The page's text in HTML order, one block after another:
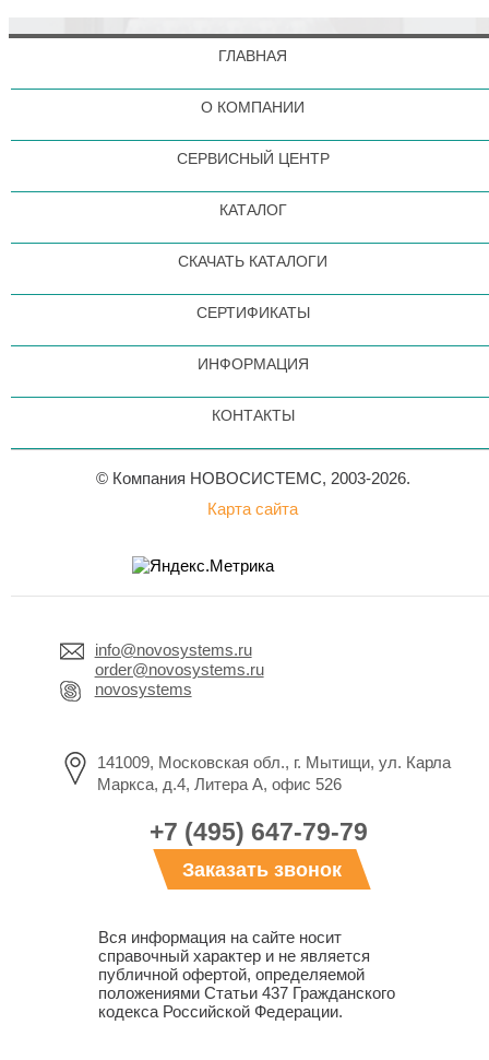
ГЛАВНАЯ
О КОМПАНИИ
СЕРВИСНЫЙ ЦЕНТР
КАТАЛОГ
СКАЧАТЬ КАТАЛОГИ
СЕРТИФИКАТЫ
ИНФОРМАЦИЯ
КОНТАКТЫ
© Компания НОВОСИСТЕМС, 2003-2026.
Карта сайта
info@novosystems.ru
order@novosystems.ru
novosystems
141009, Московская обл., г. Мытищи, ул. Карла
Маркса, д.4, Литера А, офис 526
+7 (495) 647-79-79
Заказать звонок
Вся информация на сайте носит
справочный характер и не является
публичной офертой, определяемой
положениями Статьи 437 Гражданского
кодекса Российской Федерации.